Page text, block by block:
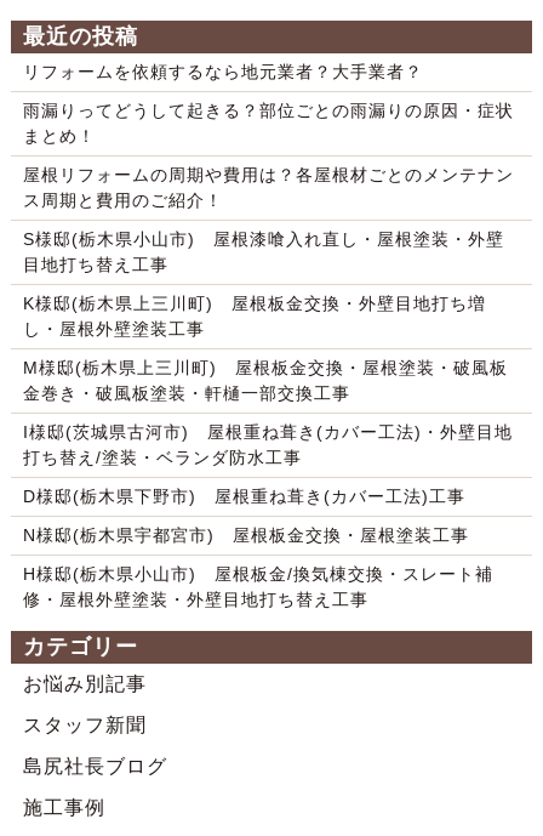
最近の投稿
リフォームを依頼するなら地元業者？大手業者？
雨漏りってどうして起きる？部位ごとの雨漏りの原因・症状
まとめ！
屋根リフォームの周期や費用は？各屋根材ごとのメンテナン
ス周期と費用のご紹介！
S様邸(栃木県小山市) 屋根漆喰入れ直し・屋根塗装・外壁
目地打ち替え工事
K様邸(栃木県上三川町) 屋根板金交換・外壁目地打ち増
し・屋根外壁塗装工事
M様邸(栃木県上三川町) 屋根板金交換・屋根塗装・破風板
金巻き・破風板塗装・軒樋一部交換工事
I様邸(茨城県古河市) 屋根重ね葺き(カバー工法)・外壁目地
打ち替え/塗装・ベランダ防水工事
D様邸(栃木県下野市) 屋根重ね葺き(カバー工法)工事
N様邸(栃木県宇都宮市) 屋根板金交換・屋根塗装工事
H様邸(栃木県小山市) 屋根板金/換気棟交換・スレート補
修・屋根外壁塗装・外壁目地打ち替え工事
カテゴリー
お悩み別記事
スタッフ新聞
島尻社長ブログ
施工事例